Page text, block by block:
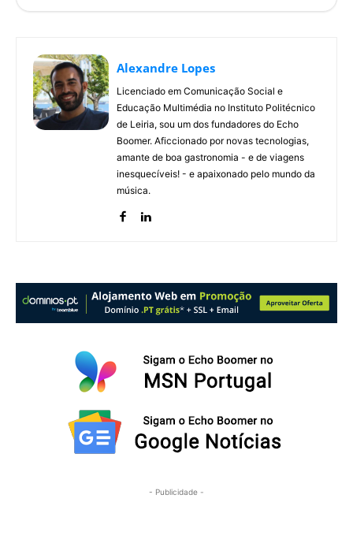
Alexandre Lopes
Licenciado em Comunicação Social e
Educação Multimédia no Instituto Politécnico
de Leiria, sou um dos fundadores do Echo
Boomer. Aficcionado por novas tecnologias,
amante de boa gastronomia - e de viagens
inesquecíveis! - e apaixonado pelo mundo da
música.
- Publicidade -